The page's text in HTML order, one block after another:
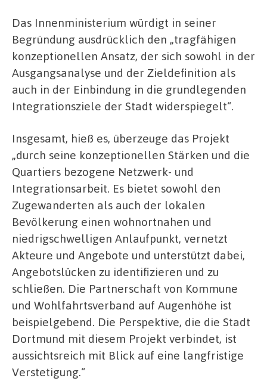
Das Innenministerium würdigt in seiner
Begründung ausdrücklich den „tragfähigen
konzeptionellen Ansatz, der sich sowohl in der
Ausgangsanalyse und der Zieldefinition als
auch in der Einbindung in die grundlegenden
Integrationsziele der Stadt widerspiegelt“.
Insgesamt, hieß es, überzeuge das Projekt
„durch seine konzeptionellen Stärken und die
Quartiers bezogene Netzwerk- und
Integrationsarbeit. Es bietet sowohl den
Zugewanderten als auch der lokalen
Bevölkerung einen wohnortnahen und
niedrigschwelligen Anlaufpunkt, vernetzt
Akteure und Angebote und unterstützt dabei,
Angebotslücken zu identifizieren und zu
schließen. Die Partnerschaft von Kommune
und Wohlfahrtsverband auf Augenhöhe ist
beispielgebend. Die Perspektive, die die Stadt
Dortmund mit diesem Projekt verbindet, ist
aussichtsreich mit Blick auf eine langfristige
Verstetigung.“